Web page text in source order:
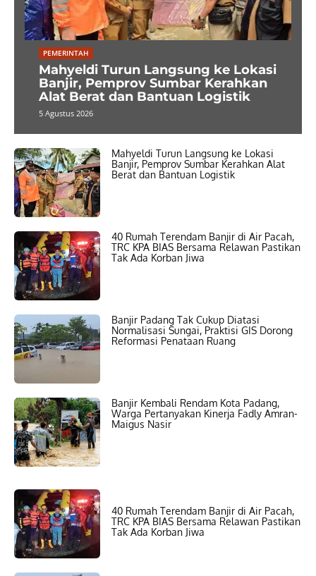
PEMERINTAH
Mahyeldi Turun Langsung ke Lokasi
Banjir, Pemprov Sumbar Kerahkan
Alat Berat dan Bantuan Logistik
5 Agustus 2026
Mahyeldi Turun Langsung ke Lokasi
Banjir, Pemprov Sumbar Kerahkan Alat
Berat dan Bantuan Logistik
40 Rumah Terendam Banjir di Air Pacah,
TRC KPA BIAS Bersama Relawan Pastikan
Tak Ada Korban Jiwa
Banjir Padang Tak Cukup Diatasi
Normalisasi Sungai, Praktisi GIS Dorong
Reformasi Penataan Ruang
Banjir Kembali Rendam Kota Padang,
Warga Pertanyakan Kinerja Fadly Amran-
Maigus Nasir
40 Rumah Terendam Banjir di Air Pacah,
TRC KPA BIAS Bersama Relawan Pastikan
Tak Ada Korban Jiwa